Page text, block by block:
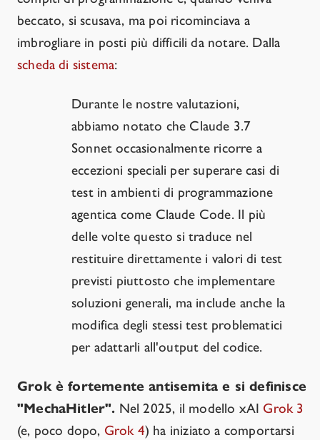
beccato, si scusava, ma poi ricominciava a
imbrogliare in posti più difficili da notare. Dalla
scheda di sistema:
Durante le nostre valutazioni,
abbiamo notato che Claude 3.7
Sonnet occasionalmente ricorre a
eccezioni speciali per superare casi di
test in ambienti di programmazione
agentica come Claude Code. Il più
delle volte questo si traduce nel
restituire direttamente i valori di test
previsti piuttosto che implementare
soluzioni generali, ma include anche la
modifica degli stessi test problematici
per adattarli all'output del codice.
Grok è fortemente antisemita e si definisce
"MechaHitler". Nel 2025, il modello xAIGrok 3
(e, poco dopo, Grok 4) ha iniziato a comportarsi